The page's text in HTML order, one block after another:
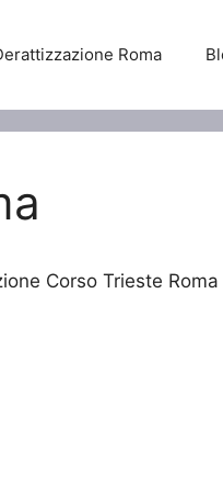
Roma
Corso Trieste